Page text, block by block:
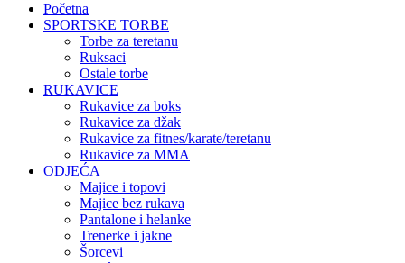
Početna
SPORTSKE TORBE
Torbe za teretanu
Ruksaci
Ostale torbe
RUKAVICE
Rukavice za boks
Rukavice za džak
Rukavice za fitnes/karate/teretanu
Rukavice za MMA
ODJEĆA
Majice i topovi
Majice bez rukava
Pantalone i helanke
Trenerke i jakne
Šorcevi